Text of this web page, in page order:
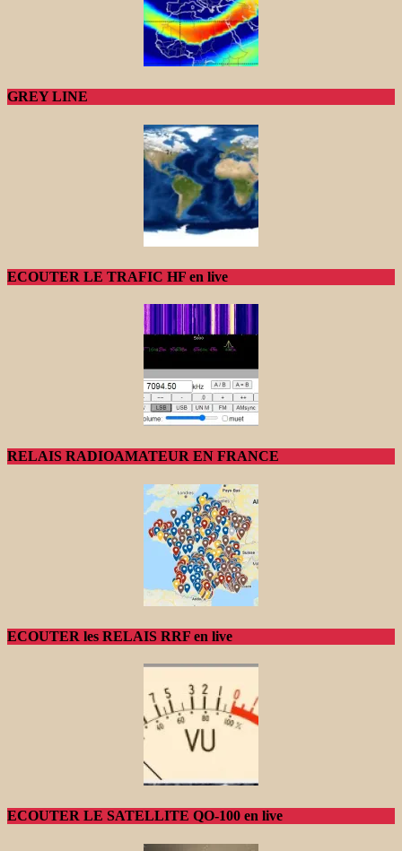
GREY LINE
ECOUTER LE TRAFIC HF en live
RELAIS RADIOAMATEUR EN FRANCE
ECOUTER les RELAIS RRF en live
ECOUTER LE SATELLITE QO-100 en live